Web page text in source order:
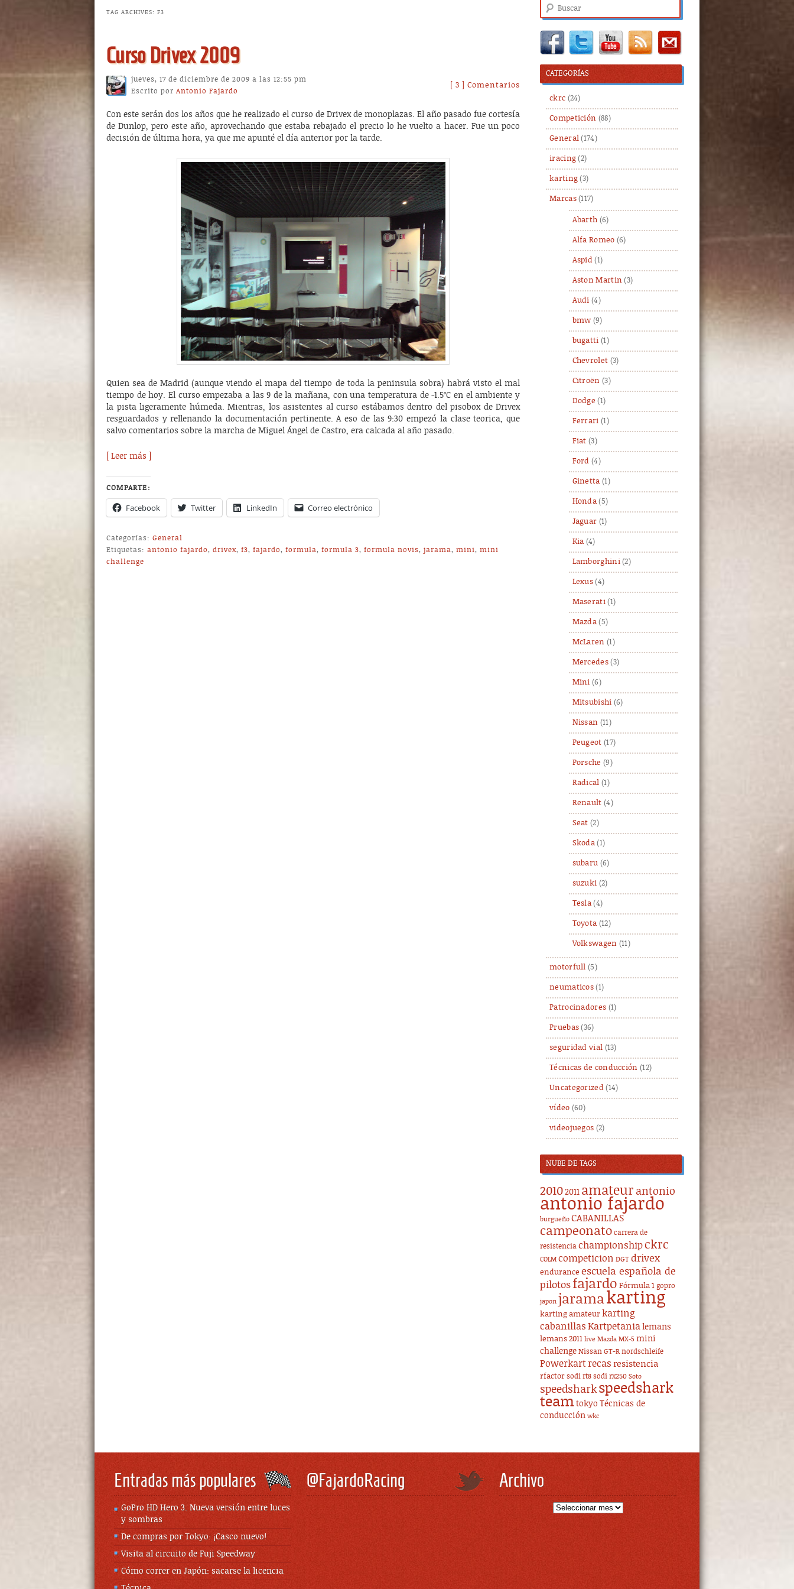
TAG ARCHIVES: F3
Curso Drivex 2009
jueves, 17 de diciembre de 2009 a las 12:55 pm
Escrito por Antonio Fajardo
[ 3 ] Comentarios
Con este serán dos los años que he realizado el curso de Drivex de monoplazas. El año pasado fue cortesía
de Dunlop, pero este año, aprovechando que estaba rebajado el precio lo he vuelto a hacer. Fue un poco
decisión de última hora, ya que me apunté el día anterior por la tarde.
Quien sea de Madrid (aunque viendo el mapa del tiempo de toda la peninsula sobra) habrá visto el mal
tiempo de hoy. El curso empezaba a las 9 de la mañana, con una temperatura de -1.5ºC en el ambiente y
la pista ligeramente húmeda. Mientras, los asistentes al curso estábamos dentro del pisobox de Drivex
resguardados y rellenando la documentación pertinente. A eso de las 9:30 empezó la clase teorica, que
salvo comentarios sobre la marcha de Miguel Ángel de Castro, era calcada al año pasado.
[ Leer más ]
COMPARTE:
Facebook Twitter LinkedIn Correo electrónico
Categorías: General
Etiquetas: antonio fajardo, drivex, f3, fajardo, formula, formula 3, formula novis, jarama, mini, mini
challenge
Buscar
CATEGORÍAS
ckrc (24)
Competición (88)
General (174)
iracing (2)
karting (3)
Marcas(117)
Abarth (6)
Alfa Romeo (6)
Aspid (1)
Aston Martin (3)
Audi (4)
bmw (9)
bugatti (1)
Chevrolet (3)
Citroën (3)
Dodge (1)
Ferrari (1)
Fiat (3)
Ford (4)
Ginetta (1)
Honda (5)
Jaguar (1)
Kia (4)
Lamborghini(2)
Lexus (4)
Maserati(1)
Mazda (5)
McLaren (1)
Mercedes(3)
Mini (6)
Mitsubishi (6)
Nissan (11)
Peugeot (17)
Porsche (9)
Radical (1)
Renault (4)
Seat (2)
Skoda (1)
subaru (6)
suzuki (2)
Tesla (4)
Toyota (12)
Volkswagen (11)
motorfull (5)
neumaticos (1)
Patrocinadores (1)
Pruebas (36)
seguridad vial (13)
Técnicas de conducción (12)
Uncategorized(14)
vídeo (60)
videojuegos (2)
NUBE DE TAGS
20102011 amateur antonio
antonio fajardo
burgueño CABANILLAS
campeonato carrera de
resistencia championship ckrc
COLM competicion DGT drivex
endurance escuela española de
pilotos fajardo Fórmula 1 gopro
japon jaramakarting
karting amateur karting
cabanillas Kartpetanialemans
lemans 2011 live Mazda MX-5 mini
challenge Nissan GT-R nordschleife
Powerkart recas resistencia
rfactor sodi rt8 sodi rx250 Soto
speedshark speedshark
team tokyo Técnicas de
conducción wkc
Entradas más populares
GoPro HD Hero 3. Nueva versión entre luces
y sombras
De compras por Tokyo: ¡Casco nuevo!
Visita al circuito de Fuji Speedway
Cómo correr en Japón: sacarse la licencia
@FajardoRacing Archivo